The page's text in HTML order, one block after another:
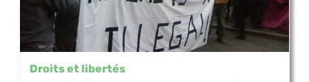
Droits et libertés